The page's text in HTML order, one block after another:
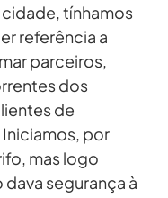
cidade, tínhamos
referência a
parceiros,
dos
de
por
mas logo
segurança à